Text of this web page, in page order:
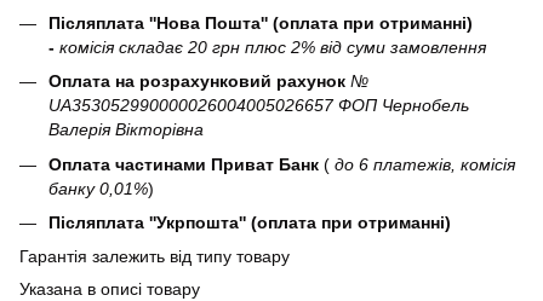
Післяплата ''Нова Пошта'' (оплата при отриманні)
- комісія складає 20 грн плюс 2% від суми замовлення
Оплата на розрахунковий рахунок №
UA353052990000026004005026657 ФОП Чернобель
Валерія Вікторівна
Оплата частинами Приват Банк ( до 6 платежів, комісія
банку 0,01%)
Післяплата ''Укрпошта'' (оплата при отриманні)
Гарантія залежить від типу товару
Указана в описі товару